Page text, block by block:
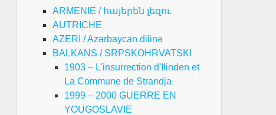
ARMENIE / հայերեն լեզու
AUTRICHE
AZERI / Azərbaycan dilinə
BALKANS / SRPSKOHRVATSKI
1903 – L'insurrection d'Ilinden et
La Commune de Strandja
1999 – 2000 GUERRE EN
YOUGOSLAVIE